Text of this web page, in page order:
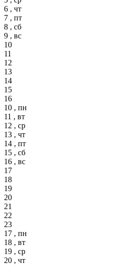
6 , чт
7 , пт
8 , сб
9 , вс
10
11
12
13
14
15
16
10 , пн
11 , вт
12 , ср
13 , чт
14 , пт
15 , сб
16 , вс
17
18
19
20
21
22
23
17 , пн
18 , вт
19 , ср
20 , чт